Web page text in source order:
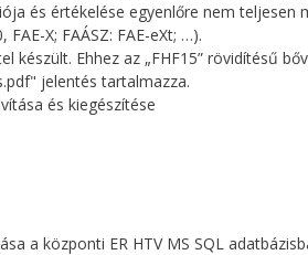
és értékelése egyenlőre nem teljesen
X; FAÁSZ: FAE-eXt; …).
Ehhez az „FHF15” rövidítésű
jelentés tartalmazza.
és kiegészítése
a központi ER HTV MS SQL